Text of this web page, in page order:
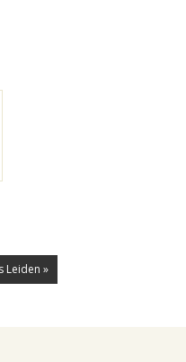
Leiden »